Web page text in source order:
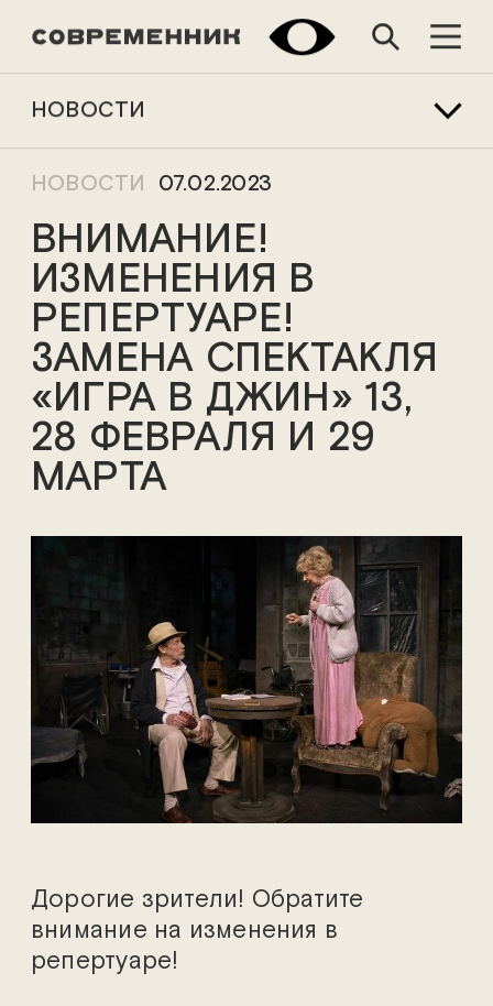
НОВОСТИ
НОВОСТИ 07.02.2023
ВНИМАНИЕ!
ИЗМЕНЕНИЯ В
РЕПЕРТУАРЕ!
ЗАМЕНА СПЕКТАКЛЯ
«ИГРА В ДЖИН» 13,
28 ФЕВРАЛЯ И 29
МАРТА
Дорогие зрители! Обратите
внимание на изменения в
репертуаре!